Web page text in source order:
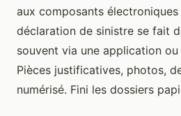
aux composants électroniques
déclaration de sinistre se fait
souvent via une application
Pièces justificatives, photos,
numérisé. Fini les dossiers